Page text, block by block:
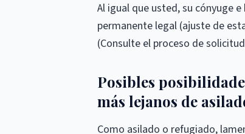
Al igual que usted, su cónyuge
permanente legal (ajuste de
(Consulte el proceso de
Posibles
más lejanos de
Como asilado o refugiado,